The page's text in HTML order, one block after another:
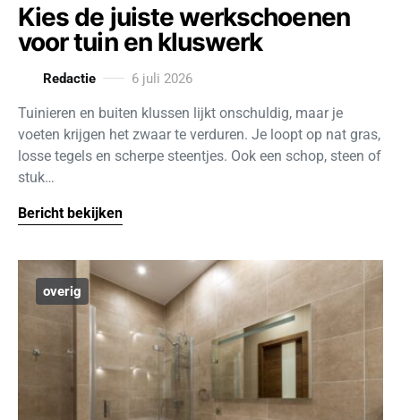
Kies de juiste werkschoenen
voor tuin en kluswerk
Redactie 6 juli 2026
Tuinieren en buiten klussen lijkt onschuldig, maar je
voeten krijgen het zwaar te verduren. Je loopt op nat gras,
losse tegels en scherpe steentjes. Ook een schop, steen of
stuk…
Bericht bekijken
overig